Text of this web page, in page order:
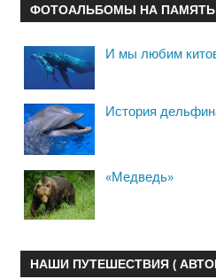
ФОТОАЛЬБОМЫ НА ПАМЯТЬ
И мы любим
История
«Медведь»
НАШИ ПУТЕШЕСТВИЯ (